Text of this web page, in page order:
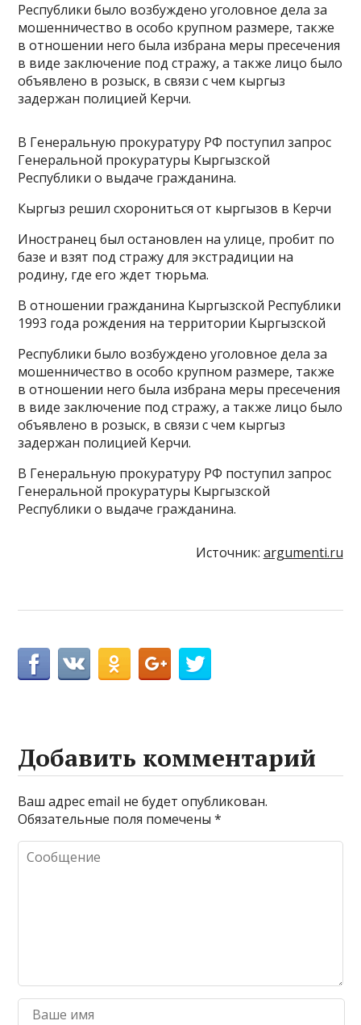
Республики было возбуждено уголовное дела за
мошенничество в особо крупном размере, также
в отношении него была избрана меры пресечения
в виде заключение под стражу, а также лицо было
объявлено в розыск, в связи с чем кыргыз
задержан полицией Керчи.
В Генеральную прокуратуру РФ поступил запрос
Генеральной прокуратуры Кыргызской
Республики о выдаче гражданина.
Кыргыз решил схорониться от кыргызов в Керчи
Иностранец был остановлен на улице, пробит по
базе и взят под стражу для экстрадиции на
родину, где его ждет тюрьма.
В отношении гражданина Кыргызской Республики
1993 года рождения на территории Кыргызской
Республики было возбуждено уголовное дела за
мошенничество в особо крупном размере, также
в отношении него была избрана меры пресечения
в виде заключение под стражу, а также лицо было
объявлено в розыск, в связи с чем кыргыз
задержан полицией Керчи.
В Генеральную прокуратуру РФ поступил запрос
Генеральной прокуратуры Кыргызской
Республики о выдаче гражданина.
Источник: argumenti.ru
Добавить комментарий
Ваш адрес email не будет опубликован.
Обязательные поля помечены*